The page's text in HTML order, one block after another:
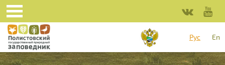
Перейти к основному содержанию
Рус
En